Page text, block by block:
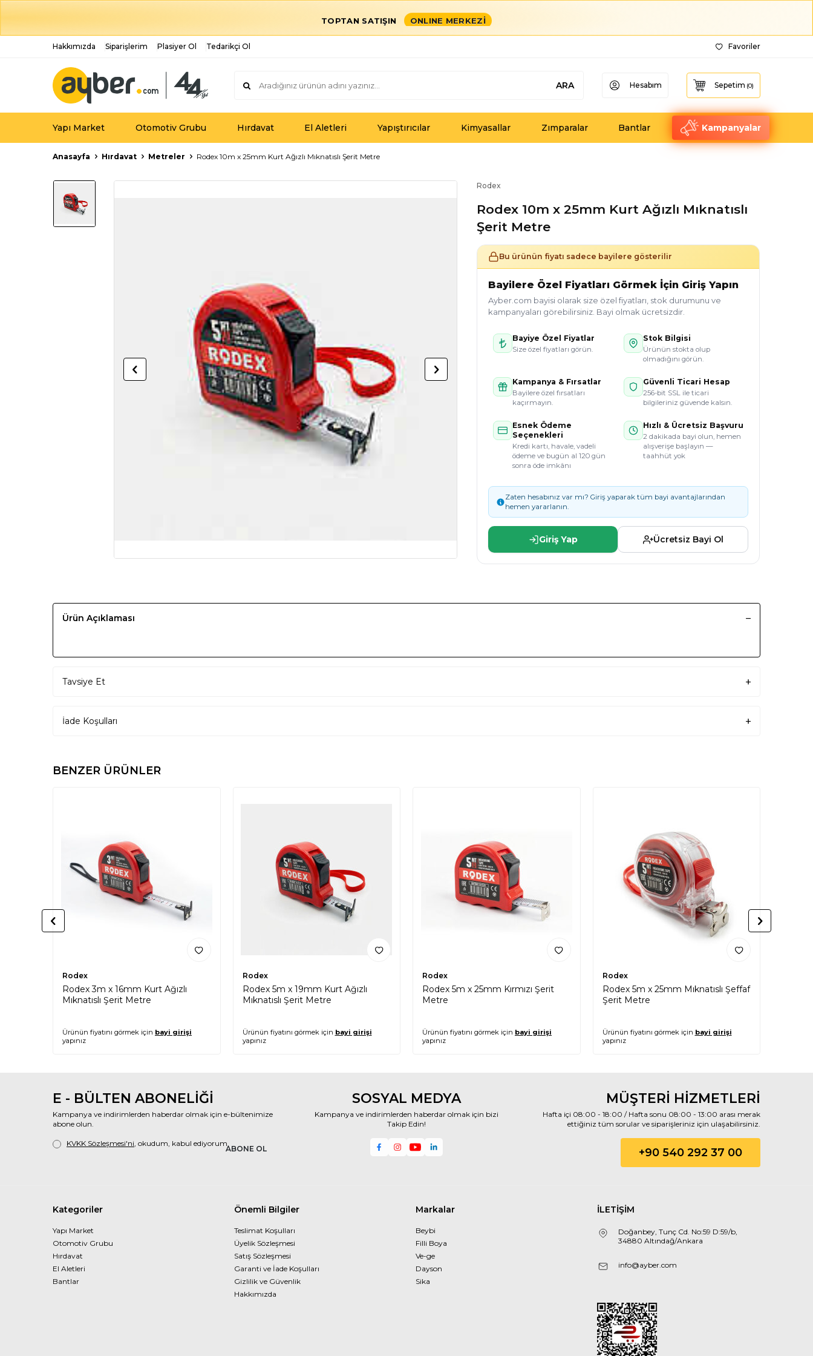
TOPTAN SATIŞIN ONLINE MERKEZİ
Hakkımızda Siparişlerim Plasiyer Ol Tedarikçi Ol Favoriler
ARA Hesabım Sepetim (0)
Yapı Market Otomotiv Grubu Hırdavat El Aletleri Yapıştırıcılar Kimyasallar Zımparalar Bantlar Kampanyalar
Anasayfa Hırdavat Metreler Rodex 10m x 25mm Kurt Ağızlı Mıknatıslı Şerit Metre
Rodex
Rodex 10m x 25mm Kurt Ağızlı Mıknatıslı
Şerit Metre
Bu ürünün fiyatı sadece bayilere gösterilir
Bayilere Özel Fiyatları Görmek İçin Giriş Yapın
Ayber.com bayisi olarak size özel fiyatları, stok durumunu ve
kampanyaları görebilirsiniz. Bayi olmak ücretsizdir.
Bayiye Özel Fiyatlar
Size özel fiyatları görün.
Stok Bilgisi
Ürünün stokta olup
olmadığını görün.
Kampanya & Fırsatlar
Bayilere özel fırsatları
kaçırmayın.
Güvenli Ticari Hesap
256-bit SSL ile ticari
bilgileriniz güvende kalsın.
Esnek Ödeme
Seçenekleri
Kredi kartı, havale, vadeli
ödeme ve bugün al 120 gün
sonra öde imkânı
Hızlı & Ücretsiz Başvuru
2 dakikada bayi olun, hemen
alışverişe başlayın —
taahhüt yok
Zaten hesabınız var mı? Giriş yaparak tüm bayi avantajlarından
hemen yararlanın.
Giriş Yap Ücretsiz Bayi Ol
Ürün Açıklaması
Tavsiye Et
İade Koşulları
BENZER ÜRÜNLER
Rodex
Rodex 3m x 16mm Kurt Ağızlı
Mıknatıslı Şerit Metre
Ürünün fiyatını görmek için bayi girişi
yapınız
Rodex
Rodex 5m x 19mm Kurt Ağızlı
Mıknatıslı Şerit Metre
Ürünün fiyatını görmek için bayi girişi
yapınız
Rodex
Rodex 5m x 25mm Kırmızı Şerit
Metre
Ürünün fiyatını görmek için bayi girişi
yapınız
Rodex
Rodex 5m x 25mm Mıknatıslı Şeffaf
Şerit Metre
Ürünün fiyatını görmek için bayi girişi
yapınız
E - BÜLTEN ABONELİĞİ
Kampanya ve indirimlerden haberdar olmak için e-bültenimize
abone olun.
ABONE OL
KVKK Sözleşmesi'ni, okudum, kabul ediyorum.
SOSYAL MEDYA
Kampanya ve indirimlerden haberdar olmak için bizi
Takip Edin!
MÜŞTERİ HİZMETLERİ
Hafta içi 08:00 - 18:00 / Hafta sonu 08:00 - 13:00 arası merak
ettiğiniz tüm sorular ve siparişleriniz için ulaşabilirsiniz.
+90 540 292 37 00
Kategoriler
Yapı Market
Otomotiv Grubu
Hırdavat
El Aletleri
Bantlar
Önemli Bilgiler
Teslimat Koşulları
Üyelik Sözleşmesi
Satış Sözleşmesi
Garanti ve İade Koşulları
Gizlilik ve Güvenlik
Hakkımızda
Markalar
Beybi
Filli Boya
Ve-ge
Dayson
Sika
İLETİŞİM
Doğanbey, Tunç Cd. No:59 D:59/b,
34880 Altındağ/Ankara
info@ayber.com